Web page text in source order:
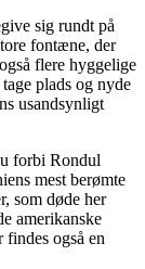
sig rundt på
fontæne, der
flere hyggelige
plads og nyde
usandsynligt
forbi Rondul
mest berømte
som døde her
amerikanske
findes også en